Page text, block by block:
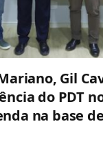
Gil
do PDT
na base